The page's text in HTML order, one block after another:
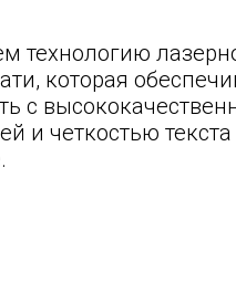
технологию
которая
с
и четкостью